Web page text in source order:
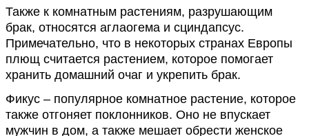
Также к комнатным растениям, разрушающим
брак, относятся аглаогема и сциндапсус.
Примечательно, что в некоторых странах Европы
плющ считается растением, которое помогает
хранить домашний очаг и укрепить брак.
Фикус – популярное комнатное растение, которое
также отгоняет поклонников. Оно не впускает
мужчин в дом, а также мешает обрести женское